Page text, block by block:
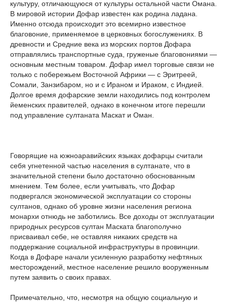
культуру, отличающуюся от культуры остальной части Омана.
В мировой истории Дофар известен как родина ладана.
Именно отсюда происходит это всемирно известное
благовоние, применяемое в церковных богослужениях. В
древности и Средние века из морских портов Дофара
отправлялись транспортные суда, груженые благовониями —
основным местным товаром. Дофар имел торговые связи не
только с побережьем Восточной Африки — с Эритреей,
Сомали, Занзибаром, но и с Ираном и Ираком, с Индией.
Долгое время дофарские земли находились под контролем
йеменских правителей, однако в конечном итоге перешли
под управление султаната Маскат и Оман.
Говорящие на южноаравийских языках дофарцы считали
себя угнетенной частью населения в султанате, что в
значительной степени было достаточно обоснованным
мнением. Тем более, если учитывать, что Дофар
подвергался экономической эксплуатации со стороны
султанов, однако об уровне жизни населения региона
монархи отнюдь не заботились. Все доходы от эксплуатации
природных ресурсов султан Маската благополучно
присваивал себе, не оставляя никаких средств на
поддержание социальной инфраструктуры в провинции.
Когда в Дофаре начали усиленную разработку нефтяных
месторождений, местное население решило вооруженным
путем заявить о своих правах.
Примечательно, что, несмотря на общую социальную и